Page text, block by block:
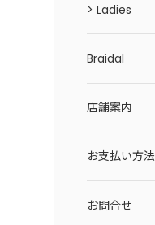
> Ladies
Braidal
店舗案内
お支払い方法
お問合せ